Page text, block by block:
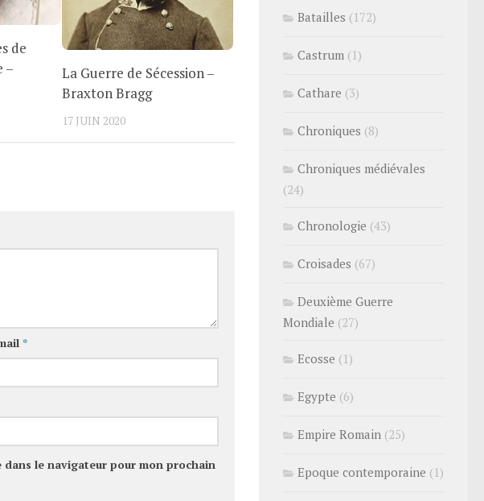
de
–
La Guerre de Sécession –
Braxton Bragg
17 JUIN 2020
*
le navigateur pour mon prochain
Batailles (172)
Castrum (1)
Cathare (3)
Chroniques (8)
Chroniques médiévales
(24)
Chronologie (43)
Croisades (67)
Deuxième Guerre
Mondiale (27)
Ecosse (1)
Egypte (6)
Empire Romain (25)
Epoque contemporaine (1)